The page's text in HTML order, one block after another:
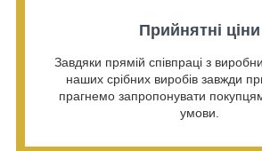
Прийнятні ціни
Завдяки прямій співпраці з
наших срібних виробів завжди
прагнемо запропонувати покупцям
умови.